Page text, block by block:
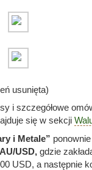
usunięta)
i szczegółowe
się w sekcji
i Metale”
USD, gdzie
USD, a następnie